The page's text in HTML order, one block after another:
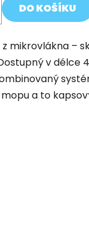
DO KOŠÍKU
z mikrovlákna –
v délce
a to